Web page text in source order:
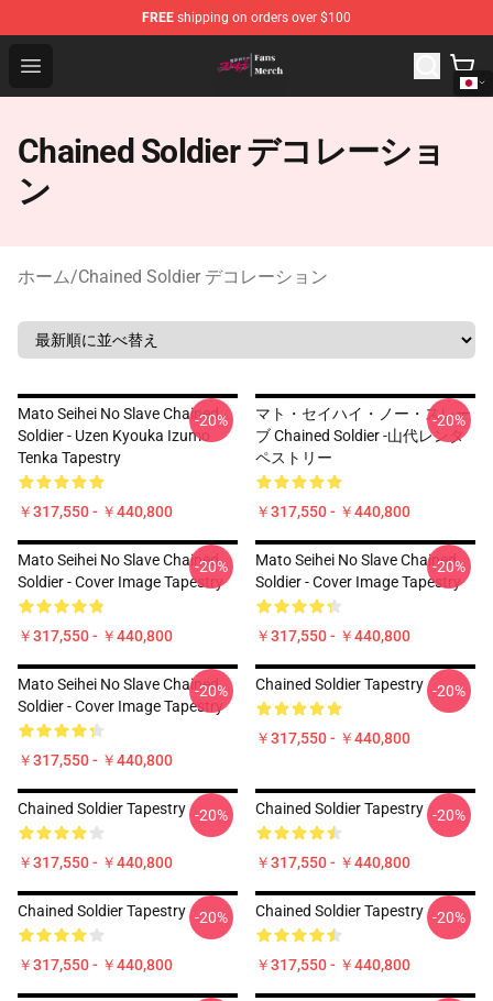
FREE shipping on orders over $100
Open menu
Chained Soldier Store - Official Chained Soldier
Chained Soldier デコレーショ
ン
ホーム/Chained Soldier デコレーション
Mato Seihei No Slave Chained
Soldier - Uzen Kyouka Izumo
Tenka Tapestry
￥317,550 - ￥440,800
-20%
マト・セイハイ・ノー・スレー
ブ Chained Soldier -山代レンタ
ペストリー
￥317,550 - ￥440,800
-20%
Mato Seihei No Slave Chained
Soldier - Cover Image Tapestry
￥317,550 - ￥440,800
-20%
Mato Seihei No Slave Chained
Soldier - Cover Image Tapestry
￥317,550 - ￥440,800
-20%
Mato Seihei No Slave Chained
Soldier - Cover Image Tapestry
￥317,550 - ￥440,800
-20% Chained Soldier Tapestry
￥317,550 - ￥440,800
-20%
Chained Soldier Tapestry
￥317,550 - ￥440,800
-20% Chained Soldier Tapestry
￥317,550 - ￥440,800
-20%
Chained Soldier Tapestry
￥317,550 - ￥440,800
-20% Chained Soldier Tapestry
￥317,550 - ￥440,800
-20%